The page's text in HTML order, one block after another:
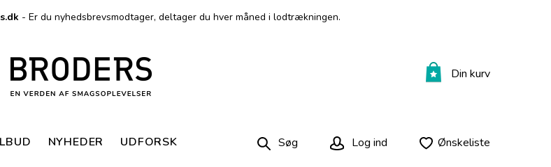
- Er du nyhedsbrevsmodtager, deltager du hver måned i lodtrækningen.
Din kurv
NYHEDER UDFORSK Søg Log ind Ønskeliste